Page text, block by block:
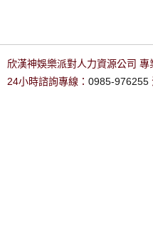
欣漢神娛樂派對人力資源公司
24小時諮詢專線： 0985-976255